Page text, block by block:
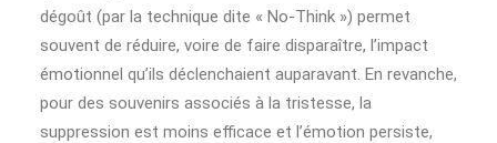
dégoût (par la technique dite « No-Think ») permet
souvent de réduire, voire de faire disparaître, l’impact
émotionnel qu’ils déclenchaient auparavant. En revanche,
pour des souvenirs associés à la tristesse, la
suppression est moins efficace et l’émotion persiste,